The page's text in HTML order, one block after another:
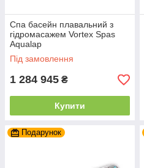
Спа басейн плавальний з
гідромасажем Vortex Spas
Aqualap
Під замовлення
1 284 945 ₴
Купити
Подарунок